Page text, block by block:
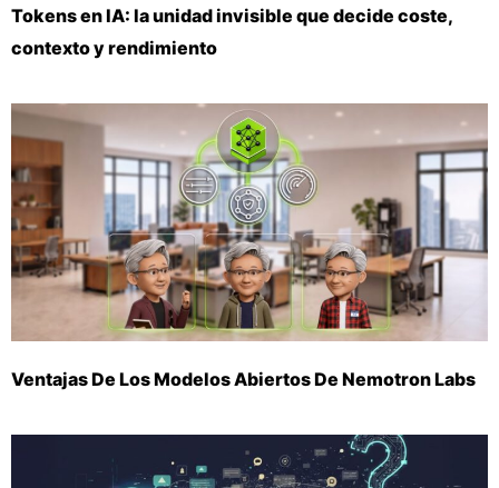
Tokens en IA: la unidad invisible que decide coste,
contexto y rendimiento
Ventajas De Los Modelos Abiertos De Nemotron Labs